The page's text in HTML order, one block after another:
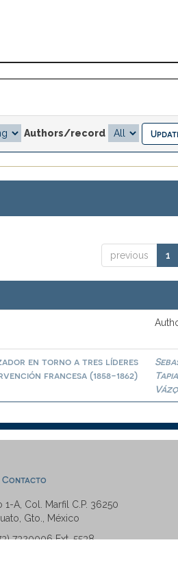
Authors/record
previous 1
en torno a tres líderes
francesa (1858-1862)
Tapia
Contacto
1-A, Col. Marfil C.P. 36250
Gto., México
7320006 Ext. 5538